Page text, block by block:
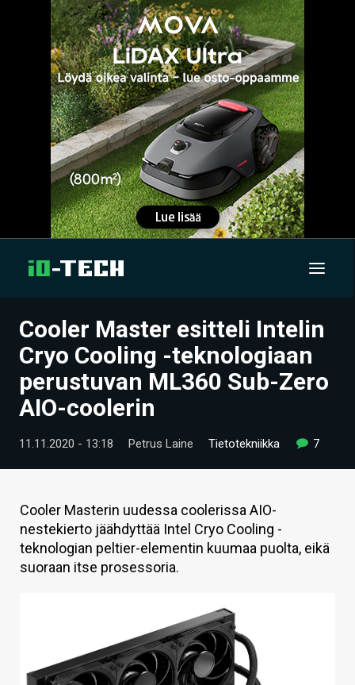
UUTISET
ARTIKKELIT
VIDEOT
TECHBBS
HINTA.FI
KAUPPA
VAIHDA TEEMA
Cooler Master esitteli Intelin
Cryo Cooling -teknologiaan
perustuvan ML360 Sub-Zero
AIO-coolerin
11.11.2020 - 13:18 Petrus Laine Tietotekniikka 7
Cooler Masterin uudessa coolerissa AIO-
nestekierto jäähdyttää Intel Cryo Cooling -
teknologian peltier-elementin kuumaa puolta, eikä
suoraan itse prosessoria.